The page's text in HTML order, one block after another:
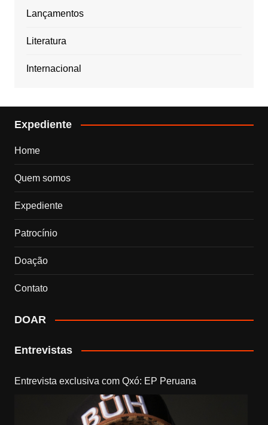
Lançamentos
Literatura
Internacional
Expediente
Home
Quem somos
Expediente
Patrocínio
Doação
Contato
DOAR
Entrevistas
Entrevista exclusiva com Qxó: EP Peruana